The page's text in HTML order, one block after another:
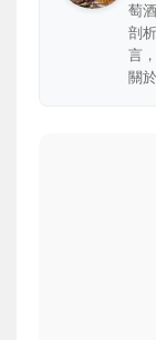
萄
剖
言
關